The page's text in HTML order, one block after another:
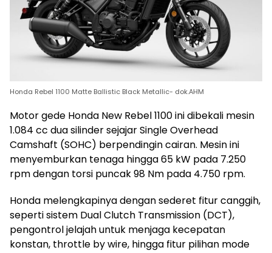
Honda Rebel 1100 Matte Ballistic Black Metallic- dok.AHM
Motor gede Honda New Rebel 1100 ini dibekali mesin
1.084 cc dua silinder sejajar Single Overhead
Camshaft (SOHC) berpendingin cairan. Mesin ini
menyemburkan tenaga hingga 65 kW pada 7.250
rpm dengan torsi puncak 98 Nm pada 4.750 rpm.
Honda melengkapinya dengan sederet fitur canggih,
seperti sistem Dual Clutch Transmission (DCT),
pengontrol jelajah untuk menjaga kecepatan
konstan, throttle by wire, hingga fitur pilihan mode